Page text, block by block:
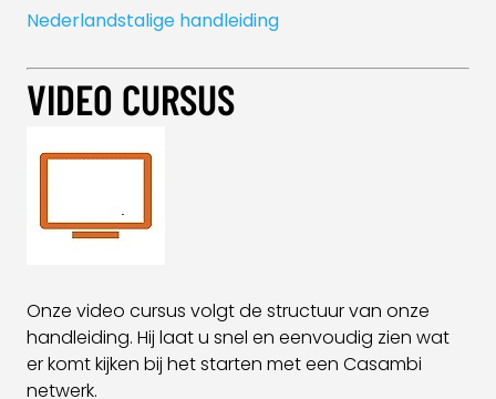
Nederlandstalige handleiding
VIDEO CURSUS
Onze video cursus volgt de structuur van onze
handleiding. Hij laat u snel en eenvoudig zien wat
er komt kijken bij het starten met een Casambi
netwerk.